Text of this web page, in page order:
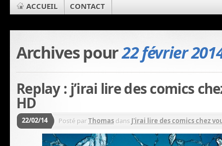
ACCUEIL CONTACT
Archives pour22 février
Replay : j’irai lire des comics
HD
22/02/14 Posté parThomas dans J'irai lire des comics chez